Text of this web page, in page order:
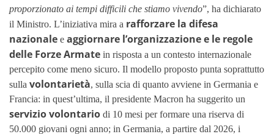
proporzionato ai tempi difficili che stiamo vivendo”, ha dichiarato
il Ministro. L’iniziativa mira a rafforzare la difesa
nazionale e aggiornare l’organizzazione e le regole
delle Forze Armate in risposta a un contesto internazionale
percepito come meno sicuro. Il modello proposto punta soprattutto
sulla volontarietà, sulla scia di quanto avviene in Germania e
Francia: in quest’ultima, il presidente Macron ha suggerito un
servizio volontario di 10 mesi per formare una riserva di
50.000 giovani ogni anno; in Germania, a partire dal 2026, i